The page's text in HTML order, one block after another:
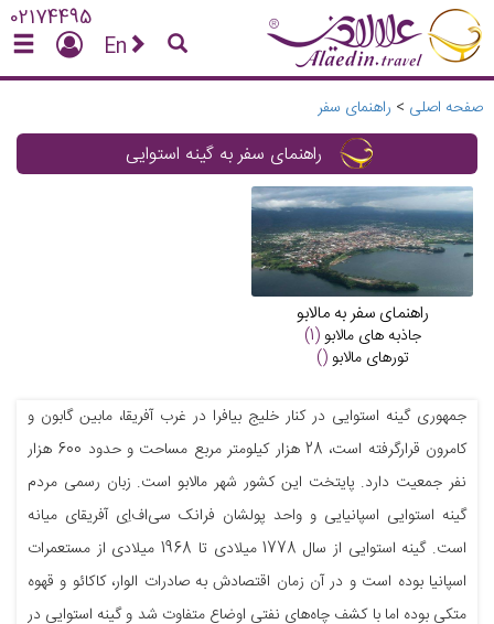
02174495
En
صفحه اصلی > راهنمای سفر
راهنمای سفر به گینه استوایی
راهنمای سفر به مالابو
جاذبه های مالابو(1)
تورهای مالابو()
جمهوری گینه استوایی در کنار خلیج بیافرا در غرب آفریقا، مابین گابون و
کامرون قرارگرفته است، 28 هزار کیلومتر مربع مساحت و حدود 600 هزار
نفر جمعیت دارد. پایتخت این کشور شهر مالابو است. زبان رسمی مردم
گینه استوایی اسپانیایی و واحد پولشان فرانک سی‌اف‌اِی آفریقای میانه
است. گینه استوایی از سال 1778 میلادی تا 1968 میلادی از مستعمرات
اسپانیا بوده است و در آن زمان اقتصادش به صادرات الوار، کاکائو و قهوه
متکی بوده اما با کشف چاه‌های نفتی اوضاع متفاوت شد و گینه استوایی در